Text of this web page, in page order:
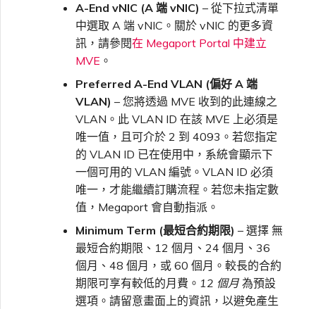
A-End vNIC (A 端 vNIC) – 從下拉式清單
中選取 A 端 vNIC。關於 vNIC 的更多資
訊，請參閱在 Megaport Portal 中建立
MVE 。
Preferred A-End VLAN (偏好 A 端
VLAN) – 您將透過 MVE 收到的此連線之
VLAN。此 VLAN ID 在該 MVE 上必須是
唯一值，且可介於 2 到 4093。若您指定
的 VLAN ID 已在使用中，系統會顯示下
一個可用的 VLAN 編號。VLAN ID 必須
唯一，才能繼續訂購流程。若您未指定數
值，Megaport 會自動指派。
Minimum Term (最短合約期限) – 選擇 無
最短合約期限、12 個月、24 個月、36
個月、48 個月，或 60 個月。較長的合約
期限可享有較低的月費。 12 個月為預設
選項。請留意畫面上的資訊，以避免產生